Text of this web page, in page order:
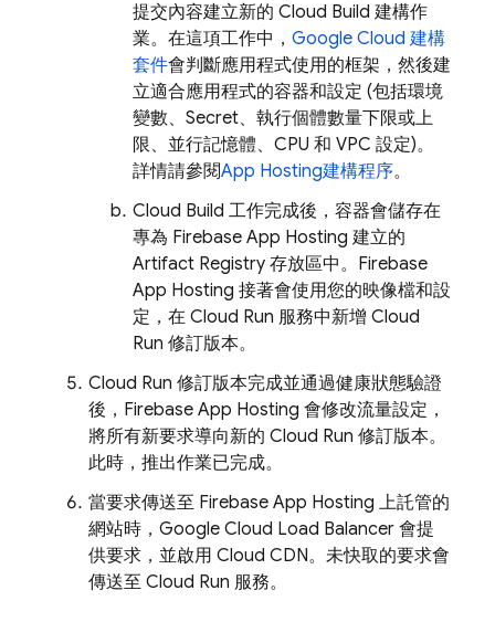
提交內容建立新的 Cloud Build 建構作
業。在這項工作中， Google Cloud 建構
套件會判斷應用程式使用的框架，然後建
立適合應用程式的容器和設定 (包括環境
變數、Secret、執行個體數量下限或上
限、並行記憶體、CPU 和 VPC 設定)。
詳情請參閱App Hosting建構程序。
Cloud Build 工作完成後，容器會儲存在
專為 Firebase App Hosting 建立的
Artifact Registry 存放區中。 Firebase
App Hosting 接著會使用您的映像檔和設
定，在 Cloud Run 服務中新增 Cloud
Run 修訂版本。
Cloud Run 修訂版本完成並通過健康狀態驗證
後， Firebase App Hosting 會修改流量設定，
將所有新要求導向新的 Cloud Run 修訂版本。
此時，推出作業已完成。
當要求傳送至 Firebase App Hosting 上託管的
網站時，Google Cloud Load Balancer 會提
供要求，並啟用 Cloud CDN。未快取的要求會
傳送至 Cloud Run 服務。